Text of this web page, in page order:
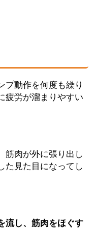
プ動作を何度も繰り
疲労が溜まりやすい
筋肉が外に張り出し
た見た目になってし
流し、筋肉をほぐす